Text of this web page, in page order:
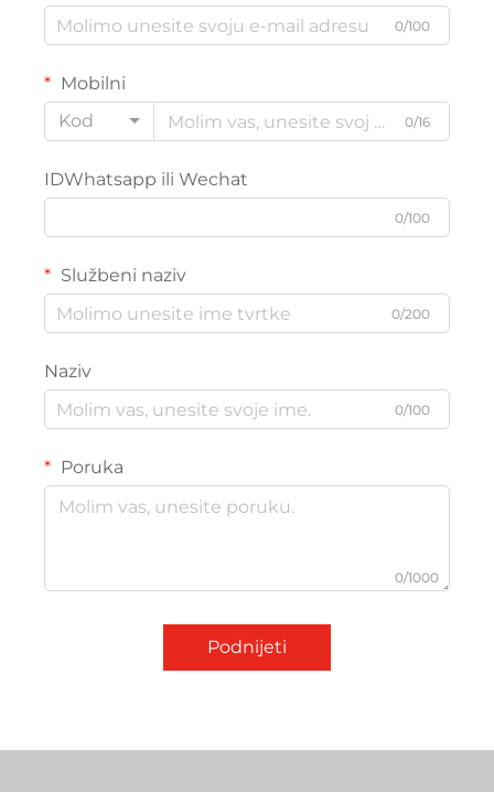
0/100
Mobilni
Kod
0/16
IDWhatsapp ili Wechat
0/100
Službeni naziv
0/200
Naziv
0/100
Poruka
0/1000
Podnijeti